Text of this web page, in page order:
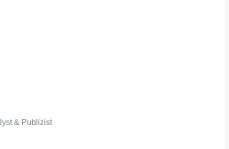
& Publizist